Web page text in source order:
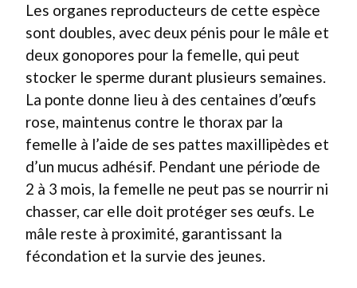
Les organes reproducteurs de cette espèce
sont doubles, avec deux pénis pour le mâle et
deux gonopores pour la femelle, qui peut
stocker le sperme durant plusieurs semaines.
La ponte donne lieu à des centaines d’œufs
rose, maintenus contre le thorax par la
femelle à l’aide de ses pattes maxillipèdes et
d’un mucus adhésif. Pendant une période de
2 à 3 mois, la femelle ne peut pas se nourrir ni
chasser, car elle doit protéger ses œufs. Le
mâle reste à proximité, garantissant la
fécondation et la survie des jeunes.